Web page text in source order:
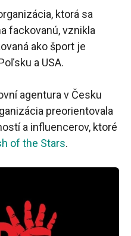
ktorá sa
fackovanú, vznikla
ako šport je
a USA.
agentura v Česku
preorientovala
a influencerov, ktoré
of the Stars.